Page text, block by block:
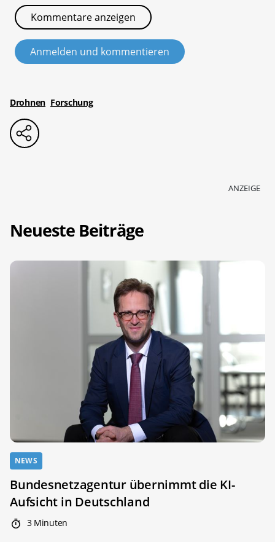
Kommentare anzeigen
Anmelden und kommentieren
Drohnen Forschung
ANZEIGE
Neueste Beiträge
NEWS
Bundesnetzagentur übernimmt die KI-
Aufsicht in Deutschland
3 Minuten